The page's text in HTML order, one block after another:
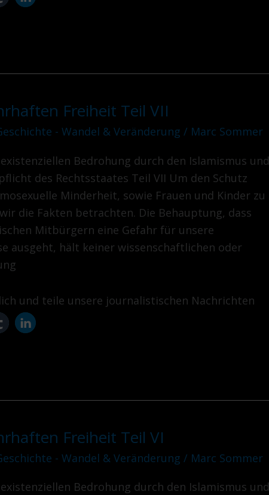
Freiheit Teil VII
- Wandel & Veränderung / Marc Sommer
Bedrohung durch den Islamismus und
des Rechtsstaates Teil VII Um den Schutz
Minderheit, sowie Frauen und Kinder zu
die Fakten betrachten. Die Behauptung, dass
Mitbürgern eine Gefahr für unsere
ausgeht, hält keiner wissenschaftlichen oder
und teile unsere journalistischen Nachrichten
Freiheit Teil VI
- Wandel & Veränderung / Marc Sommer
Bedrohung durch den Islamismus und